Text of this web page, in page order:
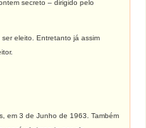
secreto – dirigido pelo
eleito. Entretanto já assim
em 3 de Junho de 1963. Também